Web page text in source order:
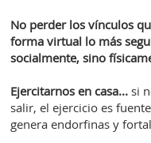
No perder los vínculos
forma virtual lo más
socialmente, sino
Ejercitarnos en casa... si
salir, el ejercicio es
genera endorfinas y